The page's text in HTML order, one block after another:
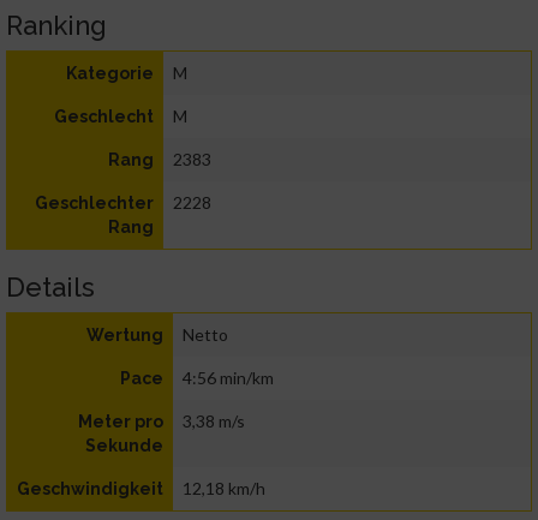
Ranking
Kategorie M
Geschlecht M
Rang 2383
Geschlechter
Rang
2228
Details
Wertung Netto
Pace 4:56 min/km
Meter pro
Sekunde
3,38 m/s
Geschwindigkeit 12,18 km/h